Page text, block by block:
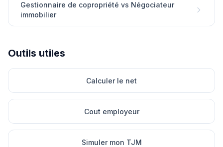
Gestionnaire de copropriété vs Négociateur
immobilier
Outils utiles
Calculer le net
Cout employeur
Simuler mon TJM